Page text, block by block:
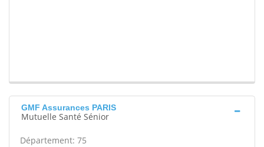
GMF Assurances PARIS
Mutuelle Santé Sénior
Département: 75